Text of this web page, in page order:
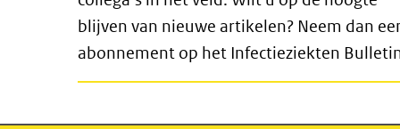
blijven van nieuwe artikelen? Neem dan
abonnement op het Infectieziekten